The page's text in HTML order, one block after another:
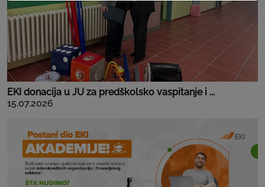
EKI donacija u JU za predškolsko vaspitanje i ...
15.07.2026